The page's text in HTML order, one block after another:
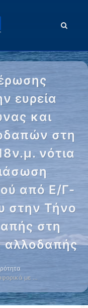
ευρεία
και
στη
νότια
από Ε/Γ-
στην Τήνο
στη
αλλοδαπής
με …